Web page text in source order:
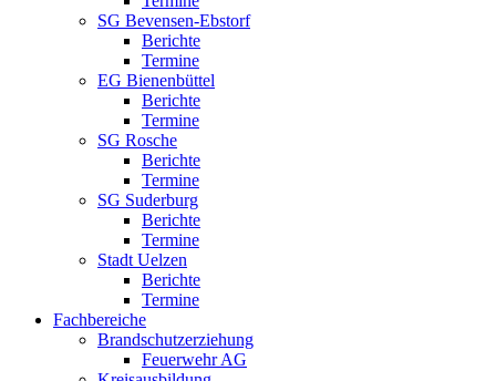
SG Bevensen-Ebstorf
Berichte
Termine
EG Bienenbüttel
Berichte
Termine
SG Rosche
Berichte
Termine
SG Suderburg
Berichte
Termine
Stadt Uelzen
Berichte
Termine
Fachbereiche
Brandschutzerziehung
Feuerwehr AG